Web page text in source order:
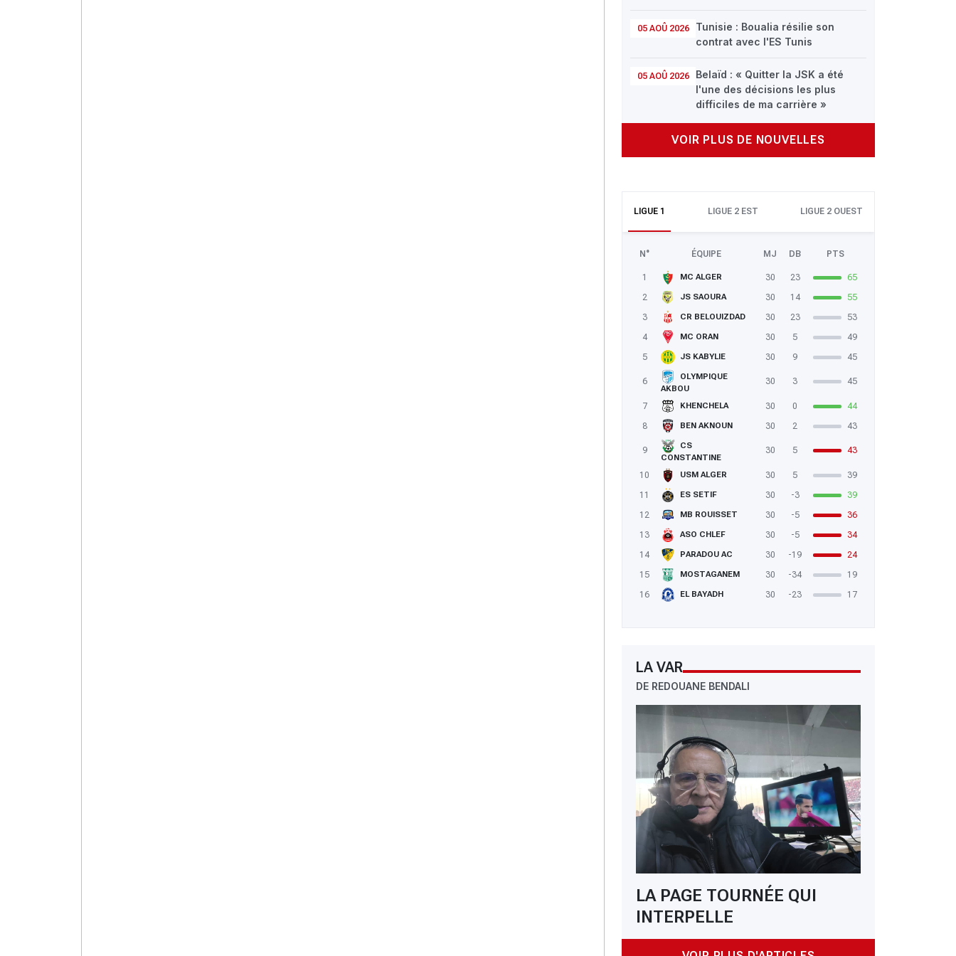
05 AOÛ 2026
Tunisie : Boualia résilie son
contrat avec l'ES Tunis
05 AOÛ 2026
Belaïd : « Quitter la JSK a été
l'une des décisions les plus
difficiles de ma carrière »
VOIR PLUS DE NOUVELLES
LIGUE 1 LIGUE 2 EST LIGUE 2 OUEST
N° ÉQUIPE MJ DB PTS
1 MC ALGER 30 23
65
2
JS SAOURA 30 14
55
3
CR BELOUIZDAD 30 23
53
4
MC ORAN 30 5
49
5
JS KABYLIE 30 9 45
6
OLYMPIQUE
AKBOU
30 3 45
7 KHENCHELA 30 0
44
8
BEN AKNOUN 30 2 43
9
CS
CONSTANTINE
30 5 43
10 USM ALGER 30 5
39
11
ES SETIF 30 -3
39
12
MB ROUISSET 30 -5
36
13
ASO CHLEF 30 -5
34
14
PARADOU AC 30 -19
24
15
MOSTAGANEM 30 -34
19
16
EL BAYADH 30 -23 17
LA VAR
DE REDOUANE BENDALI
LA PAGE TOURNÉE QUI
INTERPELLE